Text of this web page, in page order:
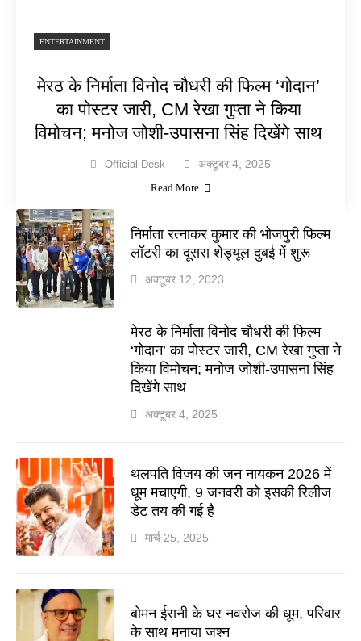
ENTERTAINMENT
मेरठ के निर्माता विनोद चौधरी की फिल्म ‘गोदान’
का पोस्टर जारी, CM रेखा गुप्ता ने किया
विमोचन; मनोज जोशी-उपासना सिंह दिखेंगे साथ
Official Desk अक्टूबर 4, 2025
Read More
निर्माता रत्नाकर कुमार की भोजपुरी फिल्म
लॉटरी का दूसरा शेड्यूल दुबई में शुरू
अक्टूबर 12, 2023
मेरठ के निर्माता विनोद चौधरी की फिल्म
‘गोदान’ का पोस्टर जारी, CM रेखा गुप्ता ने
किया विमोचन; मनोज जोशी-उपासना सिंह
दिखेंगे साथ
अक्टूबर 4, 2025
थलपति विजय की जन नायकन 2026 में
धूम मचाएगी, 9 जनवरी को इसकी रिलीज
डेट तय की गई है
मार्च 25, 2025
बोमन ईरानी के घर नवरोज की धूम, परिवार
के साथ मनाया जश्न